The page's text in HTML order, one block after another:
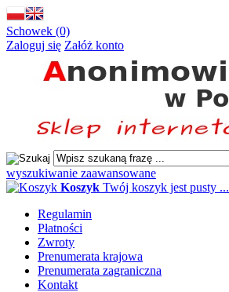
Schowek (0)
Zaloguj się Załóż konto
wyszukiwanie zaawansowane
Koszyk Twój koszyk jest pusty ...
Regulamin
Płatności
Zwroty
Prenumerata krajowa
Prenumerata zagraniczna
Kontakt